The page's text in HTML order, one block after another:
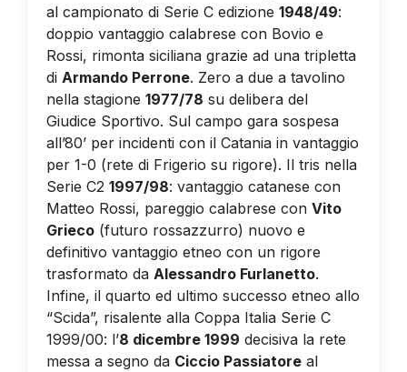
al campionato di Serie C edizione 1948/49:
doppio vantaggio calabrese con Bovio e
Rossi, rimonta siciliana grazie ad una tripletta
di Armando Perrone. Zero a due a tavolino
nella stagione 1977/78 su delibera del
Giudice Sportivo. Sul campo gara sospesa
all’80’ per incidenti con il Catania in vantaggio
per 1-0 (rete di Frigerio su rigore). Il tris nella
Serie C2 1997/98: vantaggio catanese con
Matteo Rossi, pareggio calabrese con Vito
Grieco(futuro rossazzurro) nuovo e
definitivo vantaggio etneo con un rigore
trasformato da Alessandro Furlanetto.
Infine, il quarto ed ultimo successo etneo allo
“Scida”, risalente alla Coppa Italia Serie C
1999/00: l’8 dicembre 1999 decisiva la rete
messa a segno da Ciccio Passiatoreal